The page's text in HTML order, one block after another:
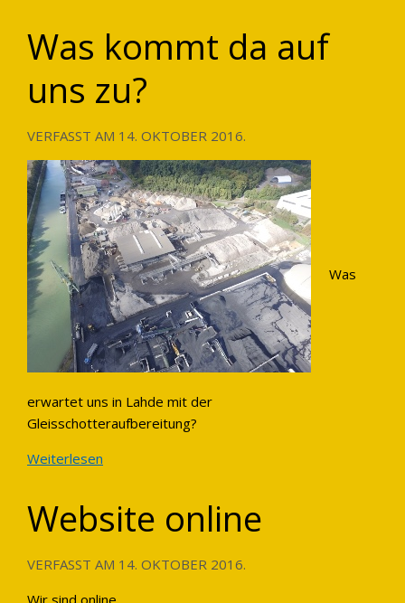
Was kommt da auf
uns zu?
VERFASST AM 14. OKTOBER 2016.
Was
erwartet uns in Lahde mit der
Gleisschotteraufbereitung?
Weiterlesen
Website online
VERFASST AM 14. OKTOBER 2016.
Wir sind online.